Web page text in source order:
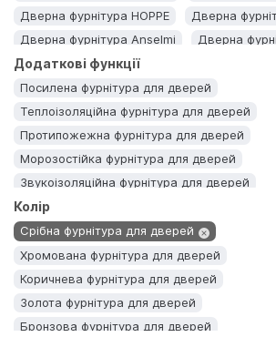
Дверна фурнітура HOPPE
Дверна
Дверна фурнітура Anselmi
Дверна
Додаткові функції
Посилена фурнітура для дверей
Теплоізоляційна фурнітура для дверей
Протипожежна фурнітура для дверей
Морозостійка фурнітура для дверей
Звукоізоляційна фурнітура для дверей
Герметична фурнітура для дверей
Вологостійка фурнітура для дверей
Безшумна фурнітура для дверей
Колір
Срібна фурнітура для дверей
Хромована фурнітура для дверей
Коричнева фурнітура для дверей
Золота фурнітура для дверей
Бронзова фурнітура для дверей